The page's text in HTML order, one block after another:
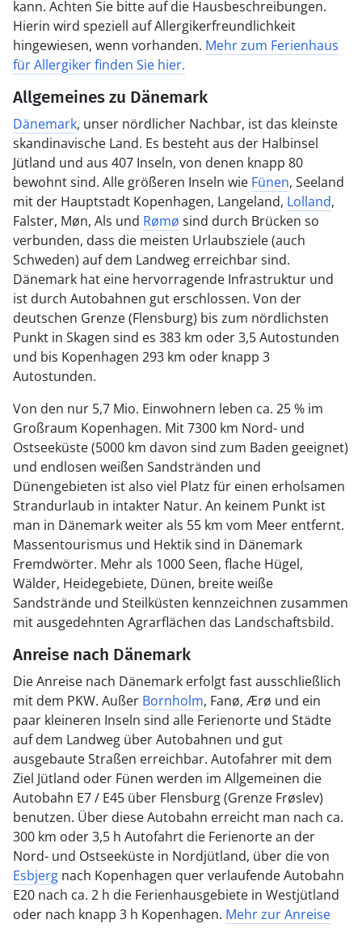
kann. Achten Sie bitte auf die Hausbeschreibungen.
Hierin wird speziell auf Allergikerfreundlichkeit
hingewiesen, wenn vorhanden. Mehr zum Ferienhaus
für Allergiker finden Sie hier.
Allgemeines zu Dänemark
Dänemark, unser nördlicher Nachbar, ist das kleinste
skandinavische Land. Es besteht aus der Halbinsel
Jütland und aus 407 Inseln, von denen knapp 80
bewohnt sind. Alle größeren Inseln wie Fünen, Seeland
mit der Hauptstadt Kopenhagen, Langeland, Lolland,
Falster, Møn, Als und Rømø sind durch Brücken so
verbunden, dass die meisten Urlaubsziele (auch
Schweden) auf dem Landweg erreichbar sind.
Dänemark hat eine hervorragende Infrastruktur und
ist durch Autobahnen gut erschlossen. Von der
deutschen Grenze (Flensburg) bis zum nördlichsten
Punkt in Skagen sind es 383 km oder 3,5 Autostunden
und bis Kopenhagen 293 km oder knapp 3
Autostunden.
Von den nur 5,7 Mio. Einwohnern leben ca. 25 % im
Großraum Kopenhagen. Mit 7300 km Nord- und
Ostseeküste (5000 km davon sind zum Baden geeignet)
und endlosen weißen Sandstränden und
Dünengebieten ist also viel Platz für einen erholsamen
Strandurlaub in intakter Natur. An keinem Punkt ist
man in Dänemark weiter als 55 km vom Meer entfernt.
Massentourismus und Hektik sind in Dänemark
Fremdwörter. Mehr als 1000 Seen, flache Hügel,
Wälder, Heidegebiete, Dünen, breite weiße
Sandstrände und Steilküsten kennzeichnen zusammen
mit ausgedehnten Agrarflächen das Landschaftsbild.
Anreise nach Dänemark
Die Anreise nach Dänemark erfolgt fast ausschließlich
mit dem PKW. Außer Bornholm, Fanø, Ærø und ein
paar kleineren Inseln sind alle Ferienorte und Städte
auf dem Landweg über Autobahnen und gut
ausgebaute Straßen erreichbar. Autofahrer mit dem
Ziel Jütland oder Fünen werden im Allgemeinen die
Autobahn E7 / E45 über Flensburg (Grenze Frøslev)
benutzen. Über diese Autobahn erreicht man nach ca.
300 km oder 3,5 h Autofahrt die Ferienorte an der
Nord- und Ostseeküste in Nordjütland, über die von
Esbjerg nach Kopenhagen quer verlaufende Autobahn
E20 nach ca. 2 h die Ferienhausgebiete in Westjütland
oder nach knapp 3 h Kopenhagen. Mehr zur Anreise